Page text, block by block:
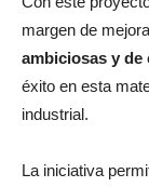
margen de
ambiciosas y de
éxito en esta
industrial.
La iniciativa